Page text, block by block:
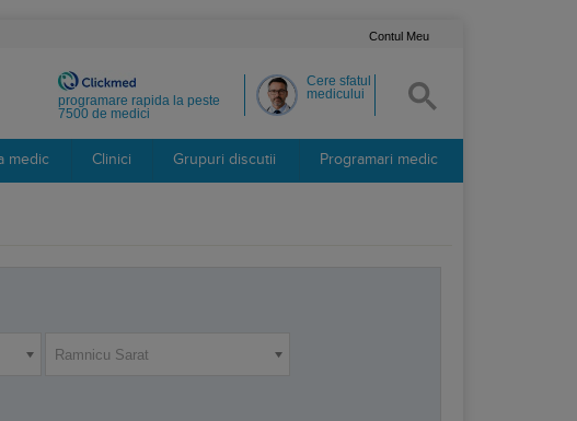
Contul Meu
Cere sfatul
medicului
programare rapida la peste
7500 de medici
medic Clinici Grupuri discutii Programari medic
Ramnicu Sarat